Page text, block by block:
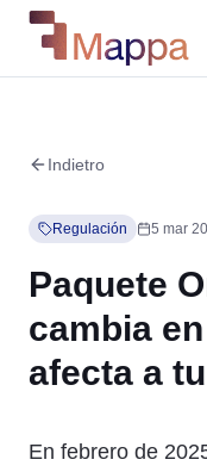
Indietro
Regulación 5 mar
Paquete
cambia
afecta a
En febrero de